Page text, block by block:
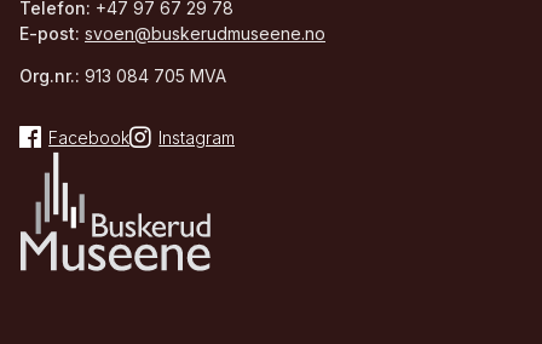
Telefon: +47 97 67 29 78
E-post: svoen@buskerudmuseene.no
Org.nr.: 913 084 705 MVA
Facebook Instagram